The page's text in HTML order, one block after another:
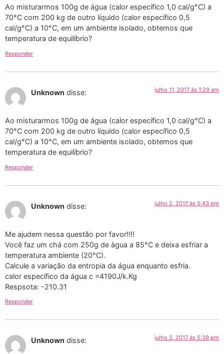
Ao misturarmos 100g de água (calor específico 1,0 cal/g°C) a
70°C com 200 kg de outro líquido (calor específico 0,5
cal/g°C) a 10°C, em um ambiente isolado, obtemos que
temperatura de equilíbrio?
Responder
Unknown disse: julho 11, 2017 às 1:29 am
Ao misturarmos 100g de água (calor específico 1,0 cal/g°C) a
70°C com 200 kg de outro líquido (calor específico 0,5
cal/g°C) a 10°C, em um ambiente isolado, obtemos que
temperatura de equilíbrio?
Responder
Unknown disse: julho 2, 2017 às 5:43 pm
Me ajudem nessa questão por favor!!!!
Você faz um chá com 250g de àgua a 85°C e deixa esfriar a
temperatura ambiente (20°C).
Calcule a variação da entropia da água enquanto esfria.
calor específico da água c =4190J/k.Kg
Respsota: -210.31
Responder
Unknown disse: julho 2, 2017 às 5:39 pm